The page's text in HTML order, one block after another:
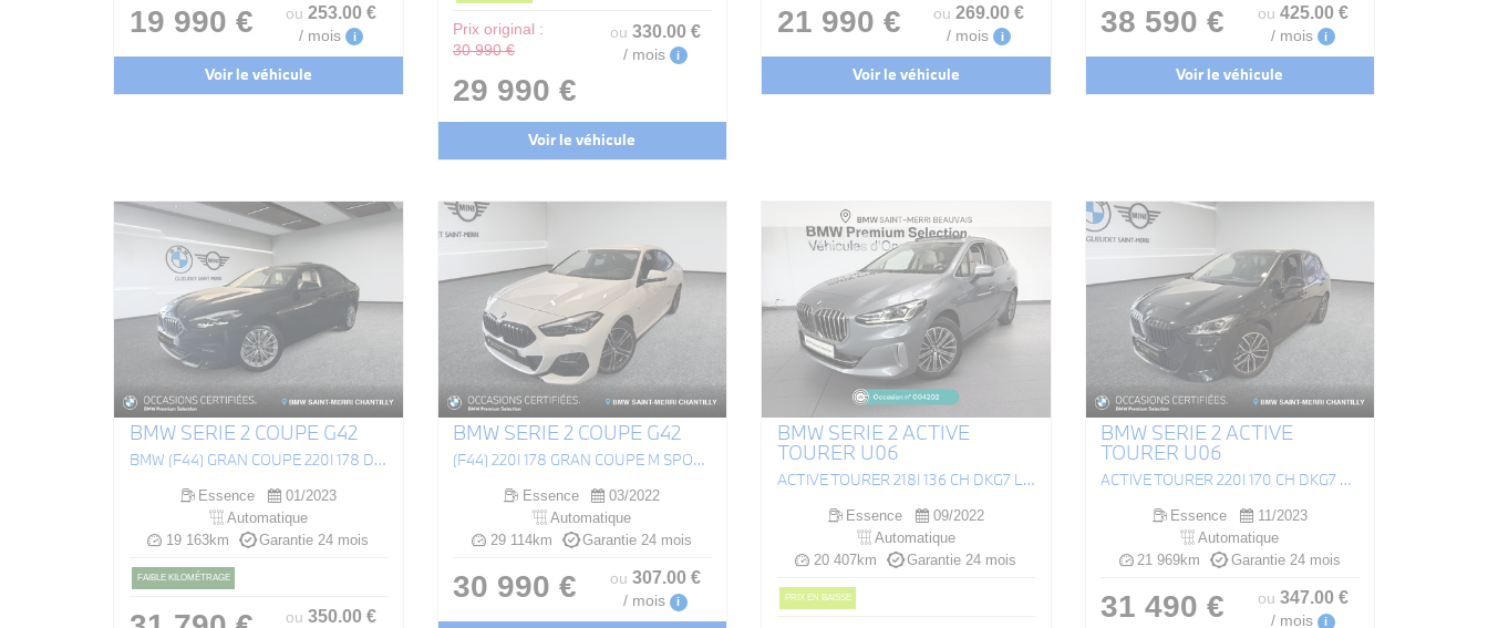
19 990 € ou253.00 €
/ mois i
Voir le véhicule
Prix original :
30 990 €
29 990 €
ou 330.00 €
/ mois i
Voir le véhicule
21 990 € ou269.00 €
/ mois i
Voir le véhicule
38 590 € ou 425.00 €
/ mois i
Voir le véhicule
BMW SERIE 2 COUPE G42
BMW (F44) GRAN COUPE 220I 178 DKG7
Essence
01/2023
Automatique
19 163km
Garantie 24 mois
FAIBLE KILOMÉTRAGE
ou350.00 €
BMW SERIE 2 COUPE G42
(F44) 220I 178 GRAN COUPE M SPORT DKG7
Essence
03/2022
Automatique
29 114km
Garantie 24 mois
30 990 € ou 307.00 €
/ mois i
BMW SERIE 2 ACTIVE
TOURER U06
ACTIVE TOURER 218I 136 CH DKG7 LUXURY
Essence
09/2022
Automatique
20 407km
Garantie 24 mois
PRIX EN BAISSE
BMW SERIE 2 ACTIVE
TOURER U06
ACTIVE TOURER 220I 170 CH DKG7 M SPORT
Essence
11/2023
Automatique
21 969km
Garantie 24 mois
31 490 € ou 347.00 €
/ mois i